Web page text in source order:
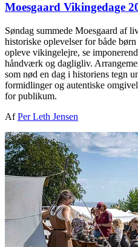
Moesgaard Vikingedage
Søndag summede Moesgaard af
historiske oplevelser for både
opleve vikingelejre, se
håndværk og dagligliv.
som nød en dag i historiens tegn
formidlinger og autentiske
for publikum.
AfPer Leth Jensen